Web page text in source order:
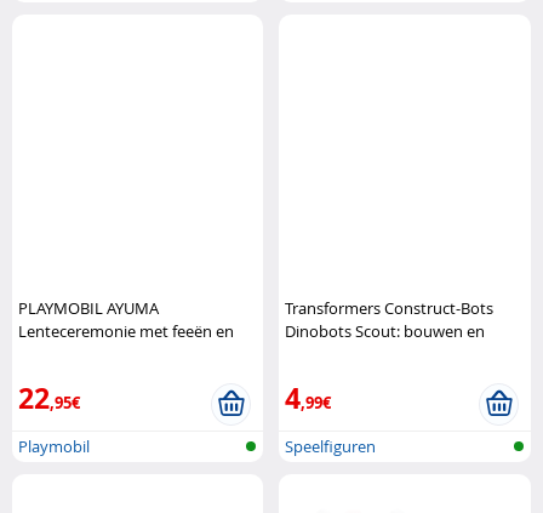
PLAYMOBIL AYUMA
Lenteceremonie met feeën en
22,95€
Playmobil
Transformers Construct-Bots
Dinobots Scout: bouwen en
4,99€
Speelfiguren